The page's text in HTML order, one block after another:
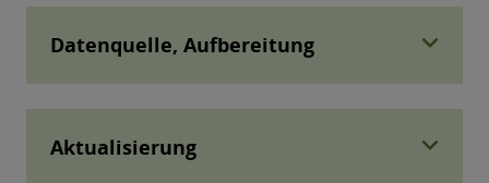
Datenquelle, Aufbereitung expand_more
Aktualisierung expand_more